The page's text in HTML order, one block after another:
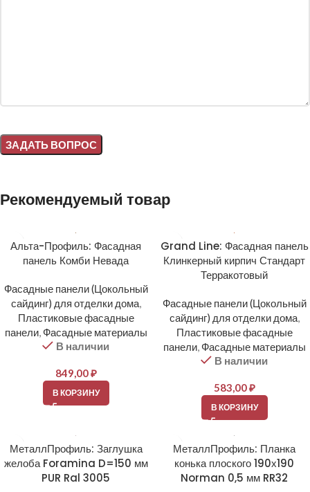
Рекомендуемый товар
Альта-Профиль: Фасадная
панель Комби Невада
Фасадные панели (Цокольный
сайдинг) для отделки дома,
Пластиковые фасадные
панели, Фасадные материалы
В наличии
849,00₽
В КОРЗИНУ
Grand Line: Фасадная панель
Клинкерный кирпич Стандарт
Терракотовый
Фасадные панели (Цокольный
сайдинг) для отделки дома,
Пластиковые фасадные
панели, Фасадные материалы
В наличии
583,00₽
В КОРЗИНУ
МеталлПрофиль: Заглушка
желоба Foramina D=150 мм
PUR Ral 3005
МеталлПрофиль: Планка
конька плоского 190х190
Norman 0,5 мм RR32